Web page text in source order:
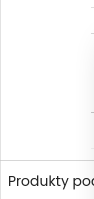
Produkty